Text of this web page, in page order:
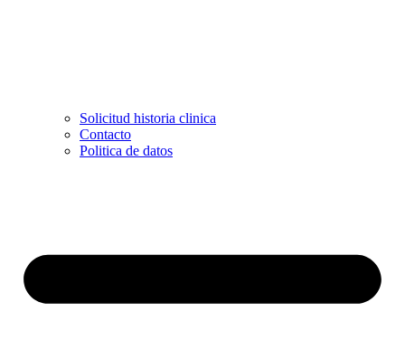
Solicitud historia clinica
Contacto
Politica de datos